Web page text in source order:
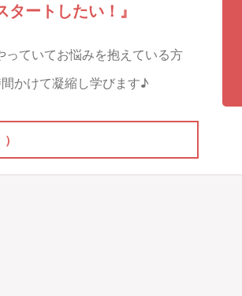
タートしたい！』
ていてお悩みを抱えている方
かけて凝縮し学びます♪